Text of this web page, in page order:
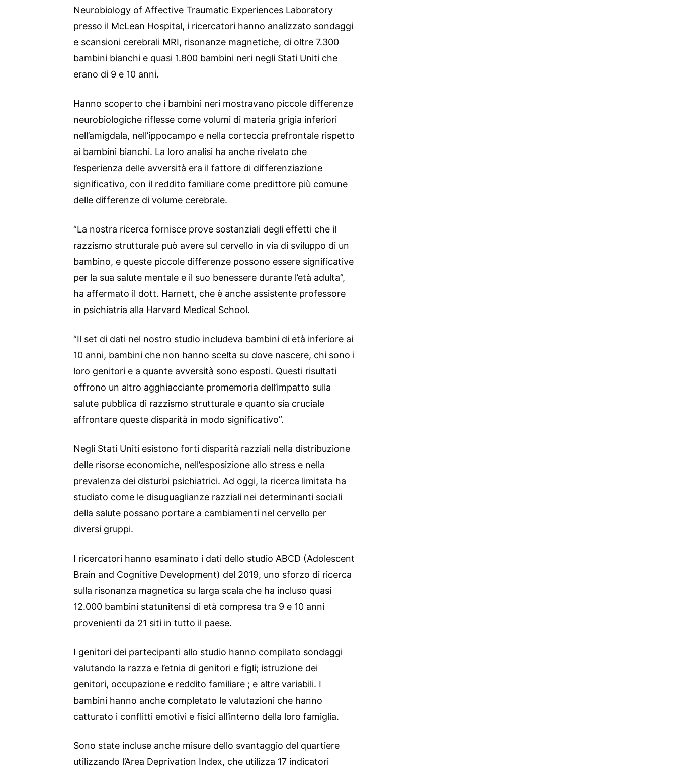
Neurobiology of Affective Traumatic Experiences Laboratory
presso il McLean Hospital, i ricercatori hanno analizzato sondaggi
e scansioni cerebrali MRI, risonanze magnetiche, di oltre 7.300
bambini bianchi e quasi 1.800 bambini neri negli Stati Uniti che
erano di 9 e 10 anni.
Hanno scoperto che i bambini neri mostravano piccole differenze
neurobiologiche riflesse come volumi di materia grigia inferiori
nell’amigdala, nell’ippocampo e nella corteccia prefrontale rispetto
ai bambini bianchi. La loro analisi ha anche rivelato che
l’esperienza delle avversità era il fattore di differenziazione
significativo, con il reddito familiare come predittore più comune
delle differenze di volume cerebrale.
“La nostra ricerca fornisce prove sostanziali degli effetti che il
razzismo strutturale può avere sul cervello in via di sviluppo di un
bambino, e queste piccole differenze possono essere significative
per la sua salute mentale e il suo benessere durante l’età adulta”,
ha affermato il dott. Harnett, che è anche assistente professore
in psichiatria alla Harvard Medical School.
“Il set di dati nel nostro studio includeva bambini di età inferiore ai
10 anni, bambini che non hanno scelta su dove nascere, chi sono i
loro genitori e a quante avversità sono esposti. Questi risultati
offrono un altro agghiacciante promemoria dell’impatto sulla
salute pubblica di razzismo strutturale e quanto sia cruciale
affrontare queste disparità in modo significativo”.
Negli Stati Uniti esistono forti disparità razziali nella distribuzione
delle risorse economiche, nell’esposizione allo stress e nella
prevalenza dei disturbi psichiatrici. Ad oggi, la ricerca limitata ha
studiato come le disuguaglianze razziali nei determinanti sociali
della salute possano portare a cambiamenti nel cervello per
diversi gruppi.
I ricercatori hanno esaminato i dati dello studio ABCD (Adolescent
Brain and Cognitive Development) del 2019, uno sforzo di ricerca
sulla risonanza magnetica su larga scala che ha incluso quasi
12.000 bambini statunitensi di età compresa tra 9 e 10 anni
provenienti da 21 siti in tutto il paese.
I genitori dei partecipanti allo studio hanno compilato sondaggi
valutando la razza e l’etnia di genitori e figli; istruzione dei
genitori, occupazione e reddito familiare ; e altre variabili. I
bambini hanno anche completato le valutazioni che hanno
catturato i conflitti emotivi e fisici all’interno della loro famiglia.
Sono state incluse anche misure dello svantaggio del quartiere
utilizzando l’Area Deprivation Index, che utilizza 17 indicatori